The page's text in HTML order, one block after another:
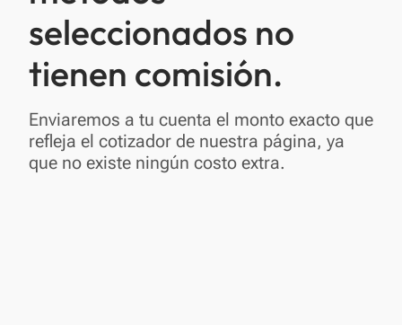
seleccionados no
tienen comisión.
Enviaremos a tu cuenta el monto exacto que
refleja el cotizador de nuestra página, ya
que no existe ningún costo extra.